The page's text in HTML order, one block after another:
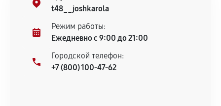
t48__joshkarola
Режим работы:
Ежедневно с 9:00 до 21:00
Городской телефон:
+7 (800) 100-47-62